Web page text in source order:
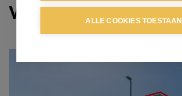
Verhuurd ALLE COOKIES TOESTAAN